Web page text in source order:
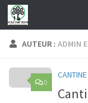
Skip to content
AUTEUR : ADMIN
0
CANTINE